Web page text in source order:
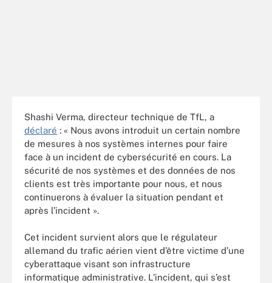
Shashi Verma, directeur technique de TfL, a
déclaré : « Nous avons introduit un certain nombre
de mesures à nos systèmes internes pour faire
face à un incident de cybersécurité en cours. La
sécurité de nos systèmes et des données de nos
clients est très importante pour nous, et nous
continuerons à évaluer la situation pendant et
après l’incident ».
Cet incident survient alors que le régulateur
allemand du trafic aérien vient d’être victime d’une
cyberattaque visant son infrastructure
informatique administrative. L’incident, qui s’est